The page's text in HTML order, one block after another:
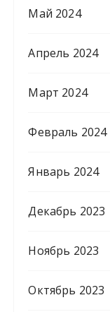
Май 2024
Апрель 2024
Март 2024
Февраль 2024
Январь 2024
Декабрь 2023
Ноябрь 2023
Октябрь 2023